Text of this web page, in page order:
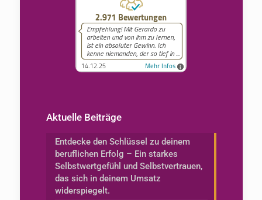
Aktuelle Beiträge
Entdecke den Schlüssel zu deinem
beruflichen Erfolg – Ein starkes
Selbstwertgefühl und Selbstvertrauen,
das sich in deinem Umsatz
widerspiegelt.